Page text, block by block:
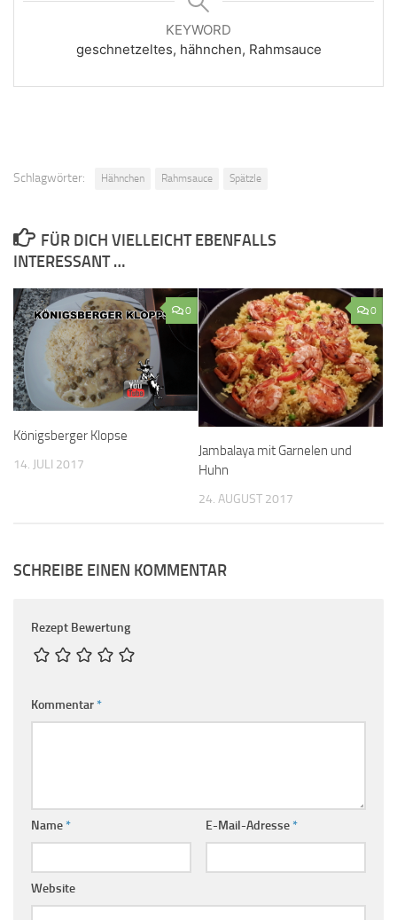
KEYWORD
geschnetzeltes, hähnchen, Rahmsauce
Schlagwörter: Hähnchen Rahmsauce Spätzle
FÜR DICH VIELLEICHT EBENFALLS
INTERESSANT …
0
Königsberger Klopse
14. JULI 2017
0
Jambalaya mit Garnelen und
Huhn
24. AUGUST 2017
SCHREIBE EINEN KOMMENTAR
Rezept Bewertung
Kommentar*
Name* E-Mail-Adresse*
Website